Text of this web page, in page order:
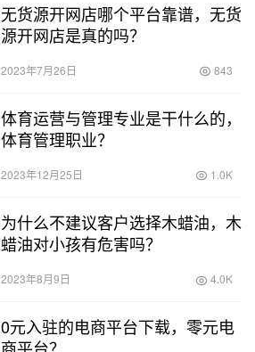
无货源开网店哪个平台靠谱，无货
源开网店是真的吗？
2023年7月26日 843
体育运营与管理专业是干什么的，
体育管理职业？
2023年12月25日 1.0K
为什么不建议客户选择木蜡油，木
蜡油对小孩有危害吗？
2023年8月9日 4.0K
0元入驻的电商平台下载，零元电